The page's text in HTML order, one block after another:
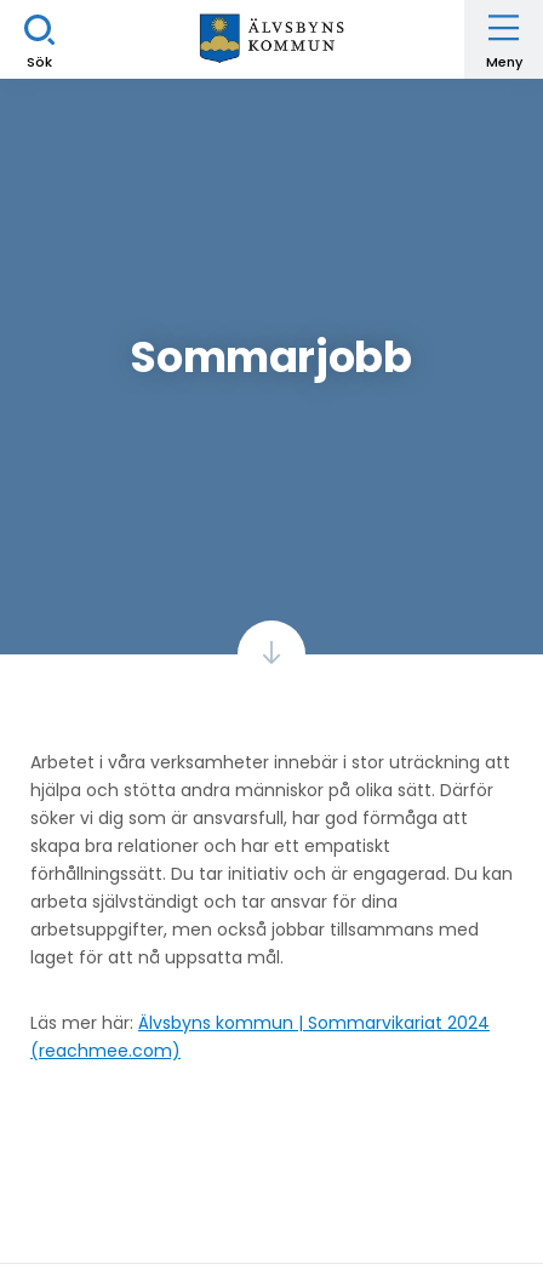
Sök Meny
Sommarjobb
Arbetet i våra verksamheter innebär i stor uträckning att
hjälpa och stötta andra människor på olika sätt. Därför
söker vi dig som är ansvarsfull, har god förmåga att
skapa bra relationer och har ett empatiskt
förhållningssätt. Du tar initiativ och är engagerad. Du kan
arbeta självständigt och tar ansvar för dina
arbetsuppgifter, men också jobbar tillsammans med
laget för att nå uppsatta mål.
Läs mer här: Älvsbyns kommun | Sommarvikariat 2024
(reachmee.com)